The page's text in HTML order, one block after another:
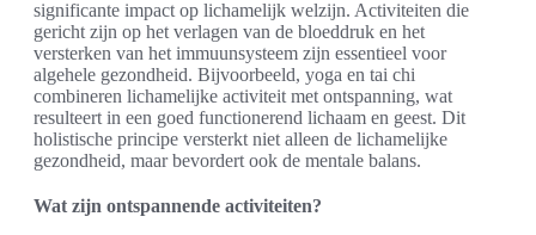
significante impact op lichamelijk welzijn. Activiteiten die
gericht zijn op het verlagen van de bloeddruk en het
versterken van het immuunsysteem zijn essentieel voor
algehele gezondheid. Bijvoorbeeld, yoga en tai chi
combineren lichamelijke activiteit met ontspanning, wat
resulteert in een goed functionerend lichaam en geest. Dit
holistische principe versterkt niet alleen de lichamelijke
gezondheid, maar bevordert ook de mentale balans.
Wat zijn ontspannende activiteiten?